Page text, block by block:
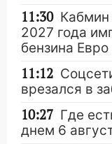
11:30
2027 года
бензина
11:12
врезался в
10:27 Где
днем 6